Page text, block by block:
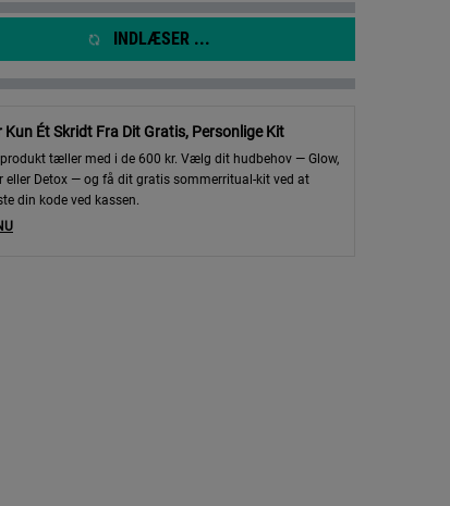
INDLÆSER ...
Kun Ét Skridt Fra Dit Gratis, Personlige Kit
produkt tæller med i de 600 kr. Vælg dit hudbehov — Glow,
eller Detox — og få dit gratis sommerritual-kit ved at
din kode ved kassen.